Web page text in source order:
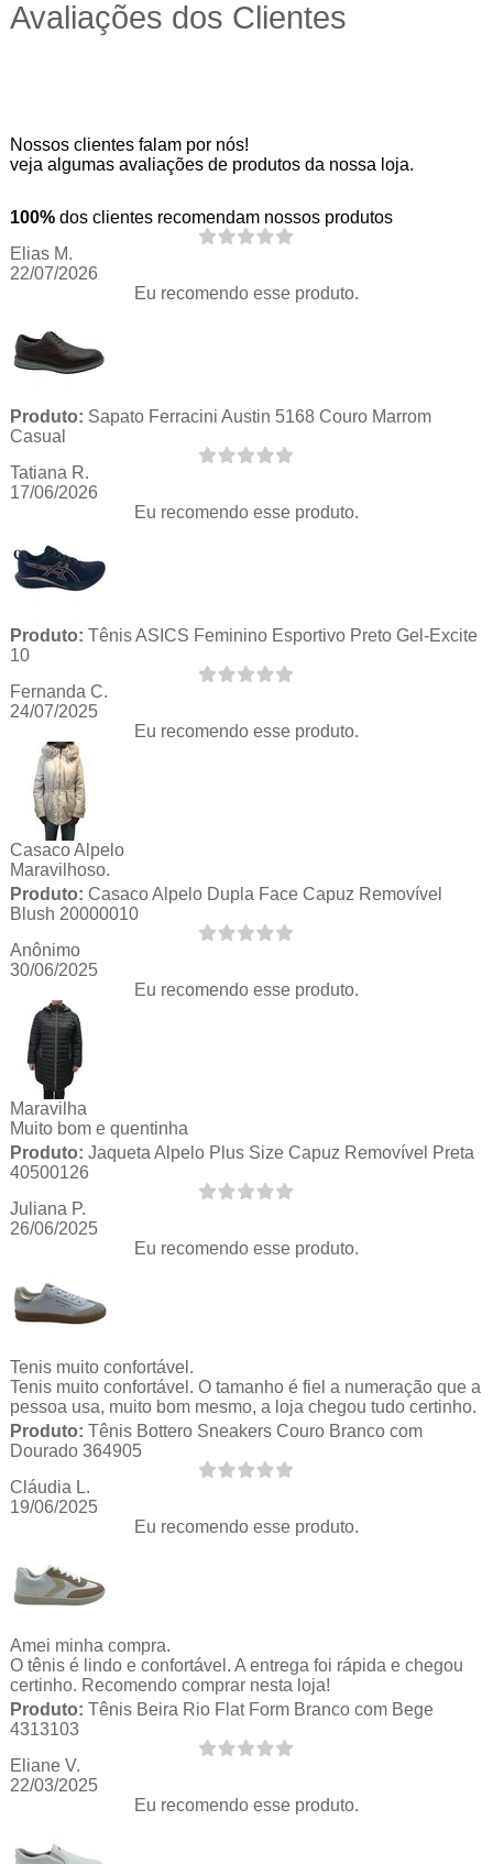
Avaliações dos Clientes
Nossos clientes falam por nós!
veja algumas avaliações de produtos da nossa loja.
100% dos clientes recomendam nossos produtos
Elias M.
22/07/2026
Eu recomendo esse produto.
Produto: Sapato Ferracini Austin 5168 Couro Marrom
Casual
Tatiana R.
17/06/2026
Eu recomendo esse produto.
Produto: Tênis ASICS Feminino Esportivo Preto Gel-Excite
10
Fernanda C.
24/07/2025
Eu recomendo esse produto.
Casaco Alpelo
Maravilhoso.
Produto: Casaco Alpelo Dupla Face Capuz Removível
Blush 20000010
Anônimo
30/06/2025
Eu recomendo esse produto.
Maravilha
Muito bom e quentinha
Produto: Jaqueta Alpelo Plus Size Capuz Removível Preta
40500126
Juliana P.
26/06/2025
Eu recomendo esse produto.
Tenis muito confortável.
Tenis muito confortável. O tamanho é fiel a numeração que a
pessoa usa, muito bom mesmo, a loja chegou tudo certinho.
Produto: Tênis Bottero Sneakers Couro Branco com
Dourado 364905
Cláudia L.
19/06/2025
Eu recomendo esse produto.
Amei minha compra.
O tênis é lindo e confortável. A entrega foi rápida e chegou
certinho. Recomendo comprar nesta loja!
Produto: Tênis Beira Rio Flat Form Branco com Bege
4313103
Eliane V.
22/03/2025
Eu recomendo esse produto.